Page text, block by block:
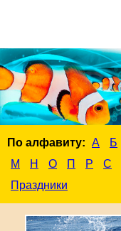
По алфавиту: А Б
М
Н О П Р С
Праздники